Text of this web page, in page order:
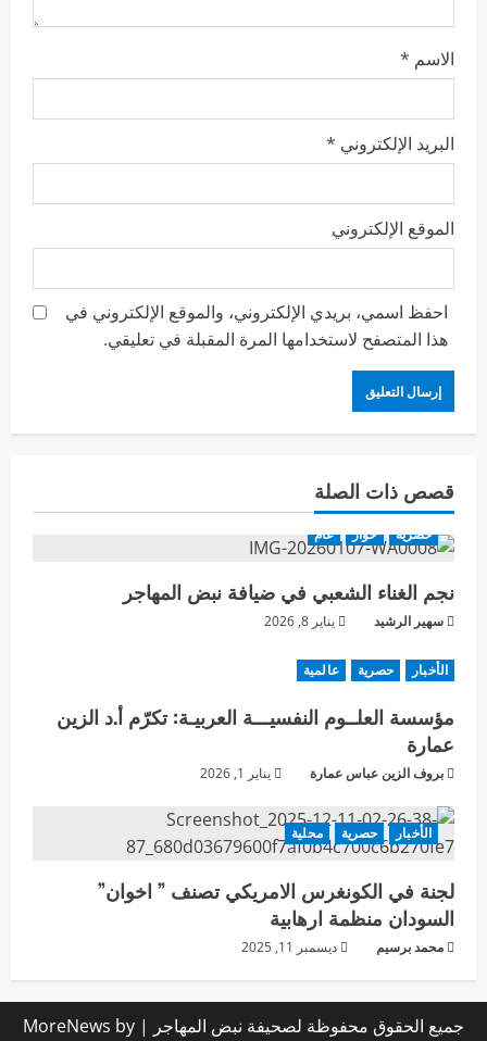
الاسم *
البريد الإلكتروني *
الموقع الإلكتروني
احفظ اسمي، بريدي الإلكتروني، والموقع الإلكتروني في
هذا المتصفح لاستخدامها المرة المقبلة في تعليقي.
قصص ذات الصلة
حصرية حوار عام
نجم الغناء الشعبي في ضيافة نبض المهاجر
سهير الرشيد يناير 8, 2026
الأخبار حصرية عالمية
مؤسسة العلــوم النفسيـــة العربيـة: تكرّم أ.د الزين
عمارة
بروف الزين عباس عمارة يناير 1, 2026
الأخبار حصرية محلية
لجنة في الكونغرس الامريكي تصنف ” اخوان”
السودان منظمة ارهابية
محمد برسيم ديسمبر 11, 2025
جميع الحقوق محفوظة لصحيفة نبض المهاجر |
MoreNews by